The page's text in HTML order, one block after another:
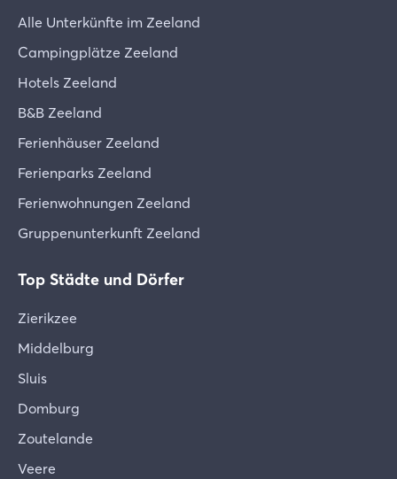
Ankunftstag: 25 % der Zeltmiete
b) Bei Stornierung zwischen 60 und 41 Tagen vor
dem Ankunftstag: 50 % der Zeltmiete
c) Bei Stornierung zwischen 40 und 14 Tagen vor
dem Ankunftstag: 75 % der Zeltmiete
Ankunftstag: 100 % des gesamten Reisepreises
e) Bei vorzeitiger Beendigung des Aufenthalts:
100 % des gesamten Reisepreises. FarmCamps
erstattet gegebenenfalls (einen Teil) des bereits
gezahlten Betrags innerhalb von zwei Wochen auf
Buchung und liegt dein Aufenthalt nicht innerhalb
der nächsten 40 Tage? Dann ist die Stornierung
Bis zu 28 Tage vor der Ankunft kannst du deine
Saison umbuchen – dank der
Umbuchungsgarantie von FarmCamps. Bitte
In dieser E-Mail findest du einen Link zu Mein
Mail-Adresse anmelden, mit der du die Buchung
vorgenommen hast – oder ein neues Konto
Zahlung im Mein FarmCamps-Portal
Nach dem Einloggen kannst du die Zahlung direkt
über dein persönliches Mein FarmCamps-Konto
durchführen.
Sollte die Zahlung nicht innerhalb von 24 Stunden
bei uns eingehen, setzen wir uns mit dir in
Verbindung, um die Zahlung gemeinsam
Bei Fragen kannst du dich jederzeit an uns
Alle Unterkünfte im Zeeland
Campingplätze Zeeland
Hotels Zeeland
B&B Zeeland
Ferienhäuser Zeeland
Ferienparks Zeeland
Ferienwohnungen Zeeland
Gruppenunterkunft Zeeland
Top Städte und Dörfer
Zierikzee
Middelburg
Sluis
Domburg
Zoutelande
Veere